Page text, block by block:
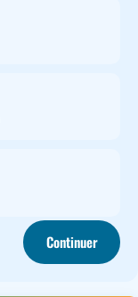
Continuer